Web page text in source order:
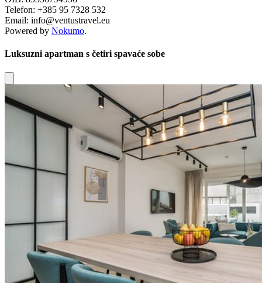
Telefon: +385 95 7328 532
Email: info@ventustravel.eu
Powered by Nokumo.
Luksuzni apartman s četiri spavaće sobe
Close modal